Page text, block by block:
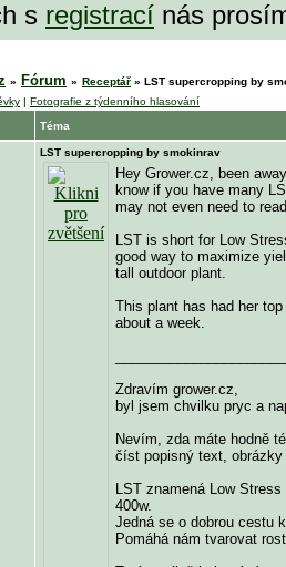
s registrací nás
» Fórum » Receptář » LST supercropping by
| Fotografie z týdenního hlasování
Téma
LST supercropping by smokinrav
Hey Grower.cz, been
know if you have many
may not even need to
LST is short for Low
good way to maximize
tall outdoor plant.
This plant has had her
about a week.
Zdravím grower.cz,
byl jsem chvilku pryc a
Nevím, zda máte hodně
číst popisný text,
LST znamená Low
400w.
Jedná se o dobrou cestu
Pomáhá nám tvarovat